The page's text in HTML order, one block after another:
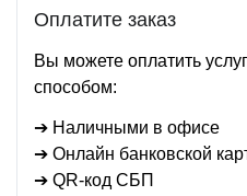
Оплатите заказ
Вы можете оплатить
способом:
➔ Наличными в офисе
➔ Онлайн банковской
➔ QR-код СБП